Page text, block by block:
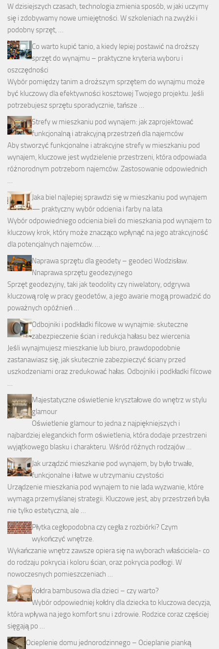
W dzisiejszych czasach, technologia zmienia sposób, w jaki uczymy
się i zdobywamy nowe umiejętności. W szkoleniach na zwyżki i
podobny sprzęt, …
Co warto kupić tanio, a kiedy lepiej postawić na droższy
sprzęt do wynajmu – praktyczne kryteria wyboru i
oszczędności
Wybór pomiędzy tanim a droższym sprzętem do wynajmu może
być kluczowy dla efektywności kosztowej Twojego projektu. Jeśli
potrzebujesz sprzętu sporadycznie, tańsze …
Strefy w mieszkaniu pod wynajem: jak zaprojektować
funkcjonalną i atrakcyjną przestrzeń dla najemców
Aby stworzyć funkcjonalne i atrakcyjne strefy w mieszkaniu pod
wynajem, kluczowe jest wydzielenie przestrzeni, która odpowiada
różnorodnym potrzebom najemców. Zastosowanie odpowiednich
…
Jaka biel najlepiej sprawdzi się w mieszkaniu pod wynajem
— praktyczny wybór odcienia i farby na lata
Wybór odpowiedniego odcienia bieli do mieszkania pod wynajem to
kluczowy krok, który może znacząco wpłynąć na jego atrakcyjność
dla potencjalnych najemców. …
Naprawa sprzętu dla geodety – geodeci Wodzisław.
Nnaprawa sprzętu geodezyjnego
Sprzęt geodezyjny, taki jak teodolity czy niwelatory, odgrywa
kluczową rolę w pracy geodetów, a jego awarie mogą prowadzić do
poważnych opóźnień …
Odbojniki i podkładki filcowe w wynajmie: skuteczne
zabezpieczenie ścian i redukcja hałasu bez wiercenia
Jeśli wynajmujesz mieszkanie lub biuro, prawdopodobnie
zastanawiasz się, jak skutecznie zabezpieczyć ściany przed
uszkodzeniami oraz zredukować hałas. Odbojniki i podkładki filcowe
…
Majestatyczne oświetlenie kryształowe do wnętrz w stylu
glamour
Oświetlenie glamour to jedna z najpiękniejszych i
najbardziej eleganckich form oświetlenia, która dodaje przestrzeni
wyjątkowego blasku i charakteru. Wśród różnych rodzajów …
Jak urządzić mieszkanie pod wynajem, by było trwałe,
funkcjonalne i łatwe w utrzymaniu czystości
Urządzenie mieszkania pod wynajem to nie lada wyzwanie, które
wymaga przemyślanej strategii. Kluczowe jest, aby przestrzeń była
nie tylko estetyczna, ale …
Płytka cegłopodobna czy cegła z rozbiórki? Czym
wykończyć wnętrze.
Wykańczanie wnętrz zawsze opiera się na wyborach właściciela- co
do rodzaju pokrycia i koloru ścian, oraz pokrycia podłogi. W
nowoczesnych pomieszczeniach …
Kołdra bambusowa dla dzieci – czy warto?
Wybór odpowiedniej kołdry dla dziecka to kluczowa decyzja,
która wpływa na jego komfort snu i zdrowie. Rodzice coraz częściej
sięgają po …
Ocieplenie domu jednorodzinnego – Ocieplanie pianką